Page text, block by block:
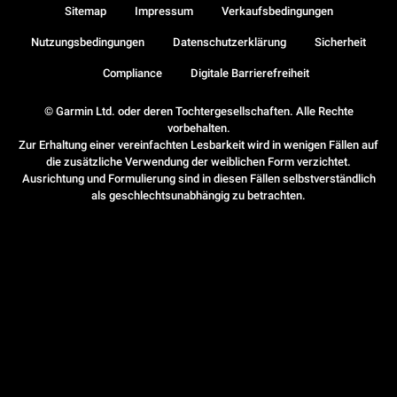
© Garmin Ltd. oder deren Tochtergesellschaften. Alle Rechte
vorbehalten.
Zur Erhaltung einer vereinfachten Lesbarkeit wird in wenigen Fällen auf
die zusätzliche Verwendung der weiblichen Form verzichtet.
Ausrichtung und Formulierung sind in diesen Fällen selbstverständlich
als geschlechtsunabhängig zu betrachten.
Sitemap Impressum Verkaufsbedingungen
Nutzungsbedingungen Datenschutzerklärung Sicherheit
Compliance Digitale Barrierefreiheit